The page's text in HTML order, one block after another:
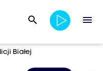
search menu
Białej